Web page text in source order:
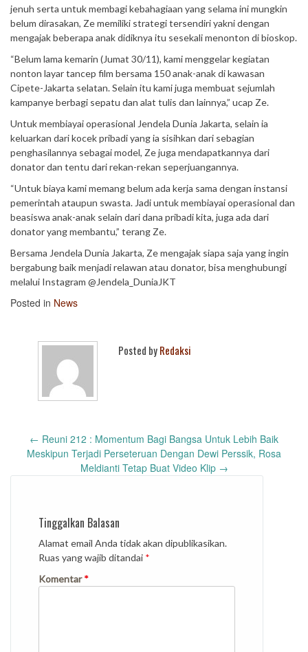
jenuh serta untuk membagi kebahagiaan yang selama ini mungkin
belum dirasakan, Ze memiliki strategi tersendiri yakni dengan
mengajak beberapa anak didiknya itu sesekali menonton di bioskop.
“Belum lama kemarin (Jumat 30/11), kami menggelar kegiatan
nonton layar tancep film bersama 150 anak-anak di kawasan
Cipete-Jakarta selatan. Selain itu kami juga membuat sejumlah
kampanye berbagi sepatu dan alat tulis dan lainnya,” ucap Ze.
Untuk membiayai operasional Jendela Dunia Jakarta, selain ia
keluarkan dari kocek pribadi yang ia sisihkan dari sebagian
penghasilannya sebagai model, Ze juga mendapatkannya dari
donator dan tentu dari rekan-rekan seperjuangannya.
“Untuk biaya kami memang belum ada kerja sama dengan instansi
pemerintah ataupun swasta. Jadi untuk membiayai operasional dan
beasiswa anak-anak selain dari dana pribadi kita, juga ada dari
donator yang membantu,” terang Ze.
Bersama Jendela Dunia Jakarta, Ze mengajak siapa saja yang ingin
bergabung baik menjadi relawan atau donator, bisa menghubungi
melalui Instagram @Jendela_DuniaJKT
Posted in News
Posted byRedaksi
Post
navigation
← Reuni 212 : Momentum Bagi Bangsa Untuk Lebih Baik
Meskipun Terjadi Perseteruan Dengan Dewi Perssik, Rosa
Meldianti Tetap Buat Video Klip →
Tinggalkan Balasan
Alamat email Anda tidak akan dipublikasikan.
Ruas yang wajib ditandai *
Komentar*